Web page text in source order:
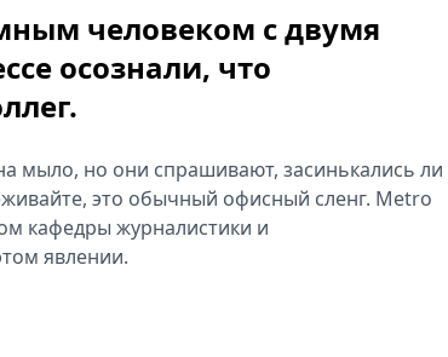
человеком с двумя
осознали, что
мыло, но они спрашивают, засинькались ли
это обычный офисный сленг. Metro
кафедры журналистики и
явлении.